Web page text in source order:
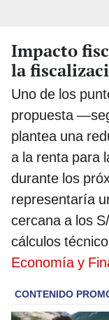
Impacto
la
Uno de los
propuesta
plantea una
a la renta para
durante los
representaría
cercana a los
cálculos
Economía y